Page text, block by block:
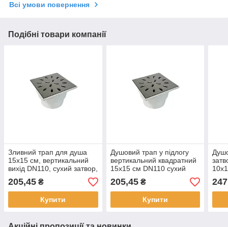
Всі умови повернення
Подібні товари компанії
Зливний трап для душа
15х15 см, вертикальний
вихід DN110, сухий затвор,
з решіткою із нержавіючої
сталі Maxiflow
205,45 ₴
Купити
Душовий трап у підлогу
вертикальний квадратний
15х15 см DN110 сухий
затвор із ґратами із сталі
SANPREIS
205,45₴
Купити
247